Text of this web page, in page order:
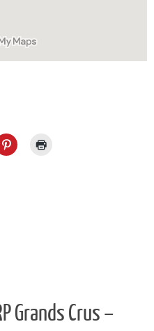
Grands Crus –